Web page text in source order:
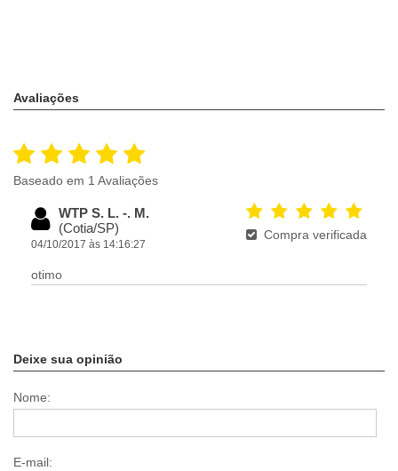
Avaliações
Baseado em 1 Avaliações
WTP S. L. -. M.
(Cotia/SP)
04/10/2017 às 14:16:27
Compra verificada
otimo
Deixe sua opinião
Nome:
E-mail: